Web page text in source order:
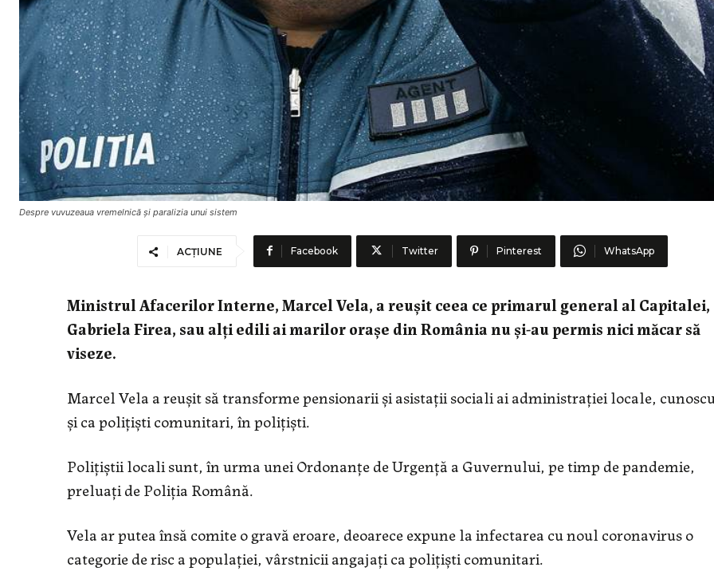
Despre vuvuzeaua vremelnică și paralizia unui sistem
ACȚIUNE Facebook Twitter Pinterest WhatsApp
Ministrul Afacerilor Interne, Marcel Vela, a reușit ceea ce primarul general al Capitalei,
Gabriela Firea, sau alți edili ai marilor orașe din România nu și-au permis nici măcar să
viseze.
Marcel Vela a reușit să transforme pensionarii și asistații sociali ai administrației locale,
și ca polițiști comunitari, în polițiști.
Polițiștii locali sunt, în urma unei Ordonanțe de Urgență a Guvernului, pe timp de pandemie,
preluați de Poliția Română.
Vela ar putea însă comite o gravă eroare, deoarece expune la infectarea cu noul coronavirus o
categorie de risc a populației, vârstnicii angajați ca polițiști comunitari.